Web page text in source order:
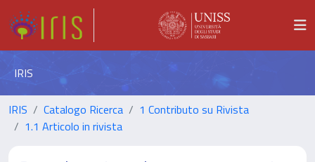
IRIS
IRIS Catalogo Ricerca
1 Contributo su Rivista
1.1 Articolo in rivista